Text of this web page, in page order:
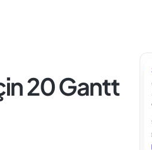
20 Gantt